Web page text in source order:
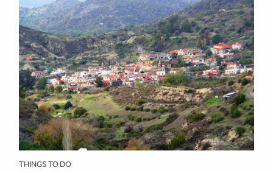
THINGS TO DO